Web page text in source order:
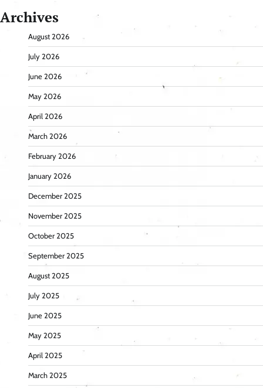
Archives
August 2026
July 2026
June 2026
May 2026
April 2026
March 2026
February 2026
January 2026
December 2025
November 2025
October 2025
September 2025
August 2025
July 2025
June 2025
May 2025
April 2025
March 2025